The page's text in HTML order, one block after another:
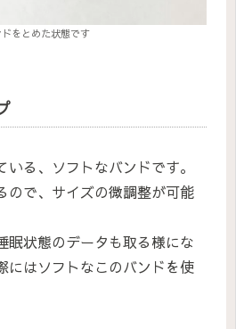
をとめた状態です
る、ソフトなバンドです。
ので、サイズの微調整が可能
眠状態のデータも取る様にな
にはソフトなこのバンドを使